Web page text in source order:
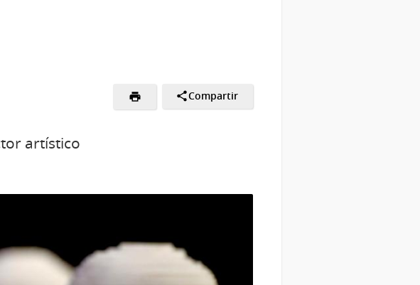
Compartir
artístico